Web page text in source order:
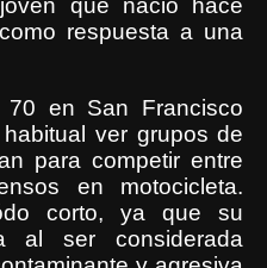
que nació hace
respuesta a una
en San Francisco
ver grupos de
para competir entre
en motocicleta.
corto, ya que su
al ser considerada